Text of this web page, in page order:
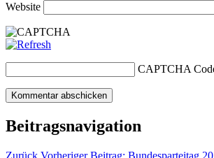
Website
CAPTCHA
Beitragsnavigation
Zurück Vorheriger Beitrag: Bundesparteitag